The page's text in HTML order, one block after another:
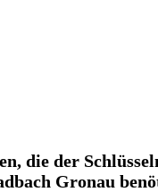
die der
Gronau